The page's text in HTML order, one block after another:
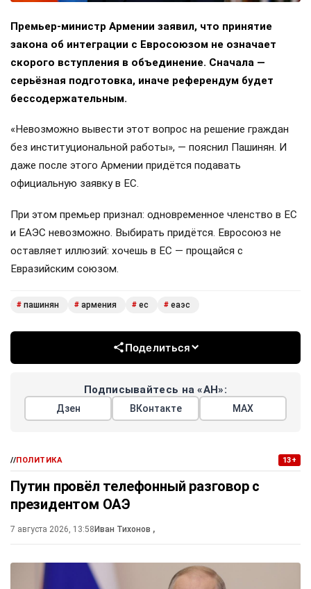
Премьер-министр Армении заявил, что принятие
закона об интеграции с Евросоюзом не означает
скорого вступления в объединение. Сначала —
серьёзная подготовка, иначе референдум будет
бессодержательным.
«Невозможно вывести этот вопрос на решение граждан
без институциональной работы», — пояснил Пашинян. И
даже после этого Армении придётся подавать
официальную заявку в ЕС.
При этом премьер признал: одновременное членство в ЕС
и ЕАЭС невозможно. Выбирать придётся. Евросоюз не
оставляет иллюзий: хочешь в ЕС — прощайся с
Евразийским союзом.
# пашинян # армения # ес # еаэс
Поделиться
Подписывайтесь на «АН»:
Дзен ВКонтакте МАХ
//ПОЛИТИКА 13+
Путин провёл телефонный разговор с
президентом ОАЭ
7 августа 2026, 13:58Иван Тихонов ,